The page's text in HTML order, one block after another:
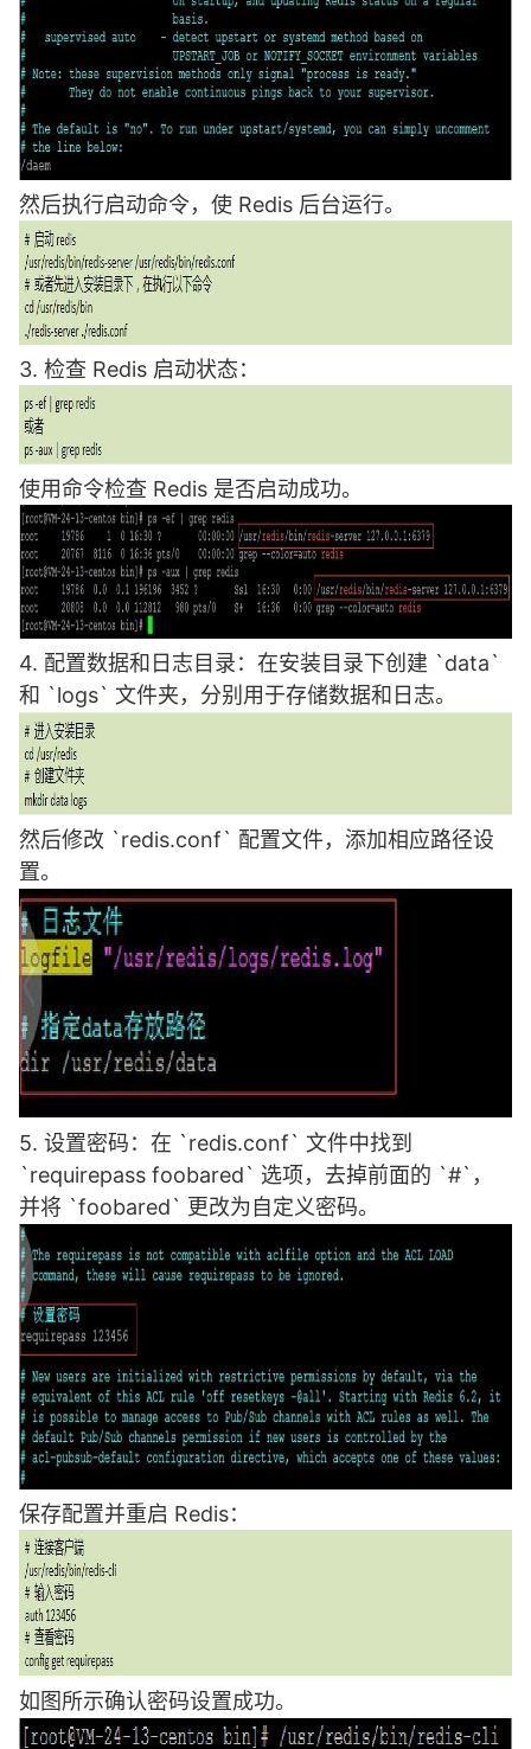
然后执行启动命令，使 Redis 后台运行。
3. 检查 Redis 启动状态：
使用命令检查 Redis 是否启动成功。
4. 配置数据和日志目录：在安装目录下创建 `data`
和 `logs` 文件夹，分别用于存储数据和日志。
然后修改 `redis.conf` 配置文件，添加相应路径设
置。
5. 设置密码：在 `redis.conf` 文件中找到
`requirepass foobared` 选项，去掉前面的 `#`，
并将 `foobared` 更改为自定义密码。
保存配置并重启 Redis：
如图所示确认密码设置成功。